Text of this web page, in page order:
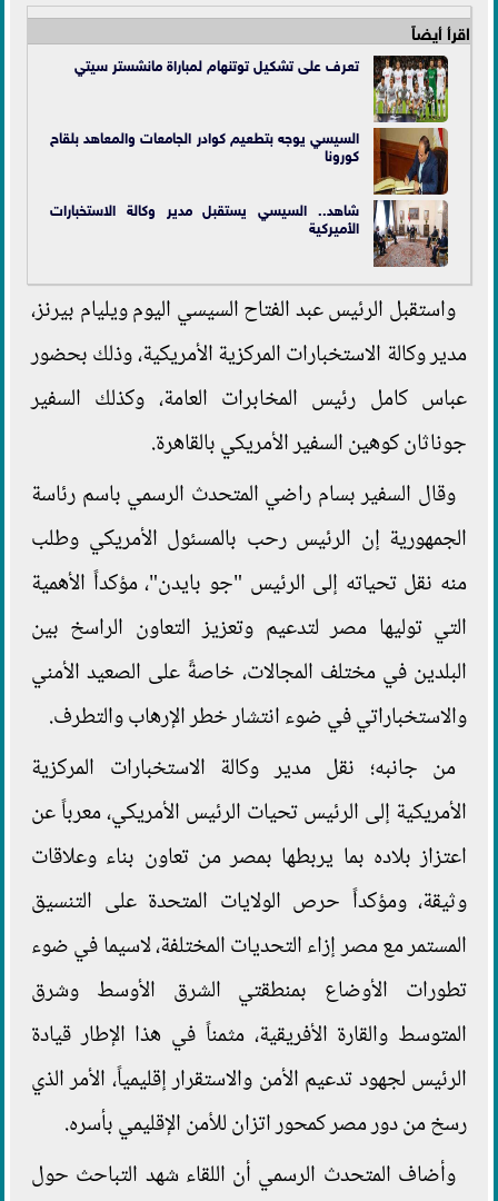
اقرأ أيضاً
تعرف على تشكيل توتنهام لمباراة مانشستر سيتي
السيسي يوجه بتطعيم كوادر الجامعات والمعاهد بلقاح
كورونا
شاهد.. السيسي يستقبل مدير وكالة الاستخبارات
الأميركية
واستقبل الرئيس عبد الفتاح السيسي اليوم ويليام بيرنز،
مدير وكالة الاستخبارات المركزية الأمريكية، وذلك بحضور
عباس كامل رئيس المخابرات العامة، وكذلك السفير
جوناثان كوهين السفير الأمريكي بالقاهرة.
وقال السفير بسام راضي المتحدث الرسمي باسم رئاسة
الجمهورية إن الرئيس رحب بالمسئول الأمريكي وطلب
منه نقل تحياته إلى الرئيس "جو بايدن"، مؤكداً الأهمية
التي توليها مصر لتدعيم وتعزيز التعاون الراسخ بين
البلدين في مختلف المجالات، خاصةً على الصعيد الأمني
والاستخباراتي في ضوء انتشار خطر الإرهاب والتطرف.
من جانبه؛ نقل مدير وكالة الاستخبارات المركزية
الأمريكية إلى الرئيس تحيات الرئيس الأمريكي، معرباً عن
اعتزاز بلاده بما يربطها بمصر من تعاون بناء وعلاقات
وثيقة، ومؤكداً حرص الولايات المتحدة على التنسيق
المستمر مع مصر إزاء التحديات المختلفة، لاسيما في ضوء
تطورات الأوضاع بمنطقتي الشرق الأوسط وشرق
المتوسط والقارة الأفريقية، مثمناً في هذا الإطار قيادة
الرئيس لجهود تدعيم الأمن والاستقرار إقليمياً، الأمر الذي
رسخ من دور مصر كمحور اتزان للأمن الإقليمي بأسره.
وأضاف المتحدث الرسمي أن اللقاء شهد التباحث حول